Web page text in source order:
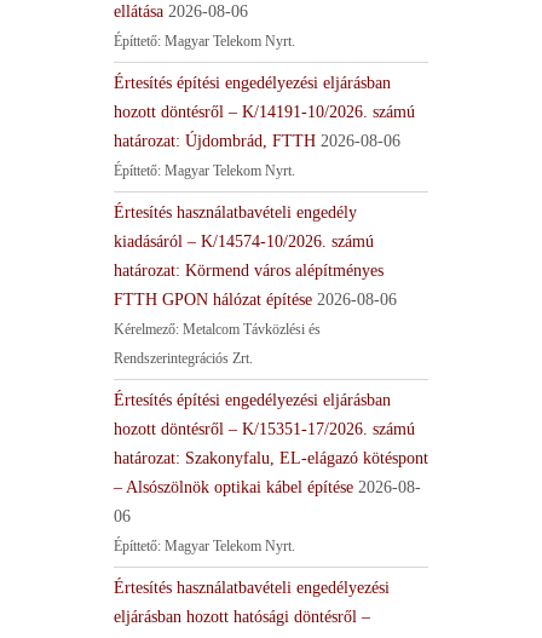
ellátása 2026-08-06
Építtető: Magyar Telekom Nyrt.
Értesítés építési engedélyezési eljárásban
hozott döntésről – K/14191-10/2026. számú
határozat: Újdombrád, FTTH 2026-08-06
Építtető: Magyar Telekom Nyrt.
Értesítés használatbavételi engedély
kiadásáról – K/14574-10/2026. számú
határozat: Körmend város alépítményes
FTTH GPON hálózat építése 2026-08-06
Kérelmező: Metalcom Távközlési és
Rendszerintegrációs Zrt.
Értesítés építési engedélyezési eljárásban
hozott döntésről – K/15351-17/2026. számú
határozat: Szakonyfalu, EL-elágazó kötéspont
– Alsószölnök optikai kábel építése 2026-08-
06
Építtető: Magyar Telekom Nyrt.
Értesítés használatbavételi engedélyezési
eljárásban hozott hatósági döntésről –